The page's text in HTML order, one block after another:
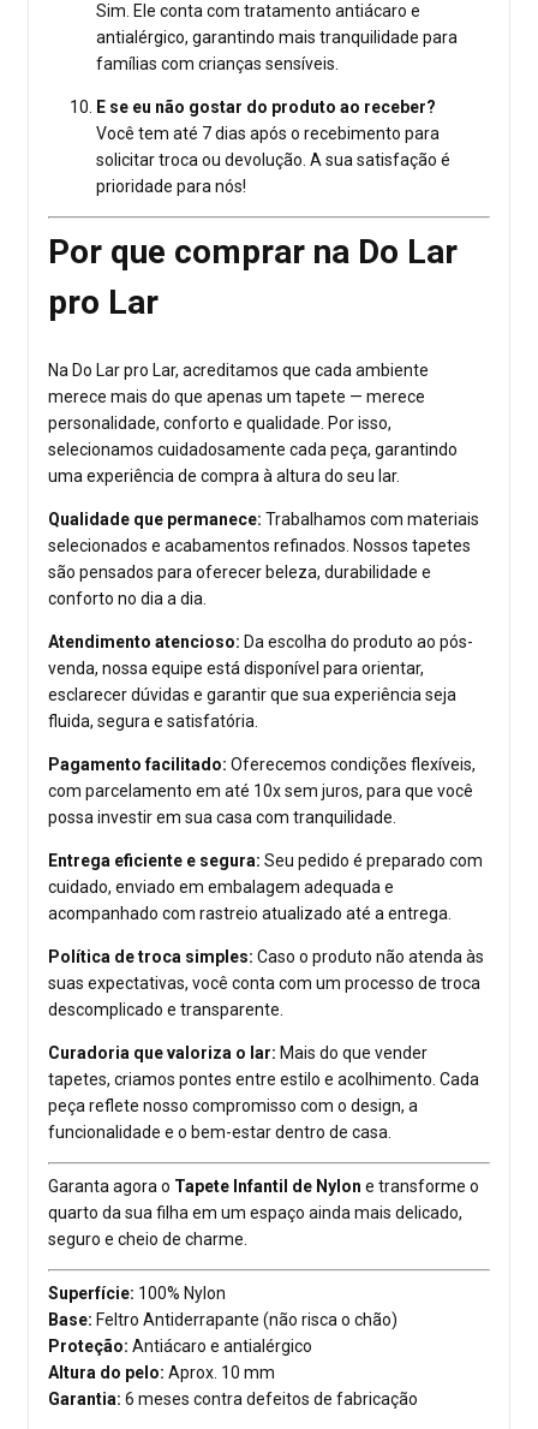
Sim. Ele conta com tratamento antiácaro e
antialérgico, garantindo mais tranquilidade para
famílias com crianças sensíveis.
E se eu não gostar do produto ao receber?
Você tem até 7 dias após o recebimento para
solicitar troca ou devolução. A sua satisfação é
prioridade para nós!
Por que comprar na Do Lar
pro Lar
Na Do Lar pro Lar, acreditamos que cada ambiente
merece mais do que apenas um tapete — merece
personalidade, conforto e qualidade. Por isso,
selecionamos cuidadosamente cada peça, garantindo
uma experiência de compra à altura do seu lar.
Qualidade que permanece: Trabalhamos com materiais
selecionados e acabamentos refinados. Nossos tapetes
são pensados para oferecer beleza, durabilidade e
conforto no dia a dia.
Atendimento atencioso: Da escolha do produto ao pós-
venda, nossa equipe está disponível para orientar,
esclarecer dúvidas e garantir que sua experiência seja
fluida, segura e satisfatória.
Pagamento facilitado: Oferecemos condições flexíveis,
com parcelamento em até 10x sem juros, para que você
possa investir em sua casa com tranquilidade.
Entrega eficiente e segura: Seu pedido é preparado com
cuidado, enviado em embalagem adequada e
acompanhado com rastreio atualizado até a entrega.
Política de troca simples: Caso o produto não atenda às
suas expectativas, você conta com um processo de troca
descomplicado e transparente.
Curadoria que valoriza o lar: Mais do que vender
tapetes, criamos pontes entre estilo e acolhimento. Cada
peça reflete nosso compromisso com o design, a
funcionalidade e o bem-estar dentro de casa.
Garanta agora o Tapete Infantil de Nylon e transforme o
quarto da sua filha em um espaço ainda mais delicado,
seguro e cheio de charme.
Superfície: 100% Nylon
Base: Feltro Antiderrapante (não risca o chão)
Proteção: Antiácaro e antialérgico
Altura do pelo: Aprox. 10 mm
Garantia: 6 meses contra defeitos de fabricação